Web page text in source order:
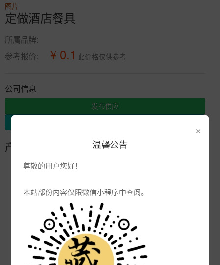
×
温馨公告
尊敬的用户您好！
本站部份内容仅限微信小程序中查阅。
图片
定做酒店餐具
所属品牌:
参考报价:
¥ 0.1 此价格仅供参考
公司信息
发布供应
产品参数
编号:
3332
厂商:
景德镇市唐龙陶瓷有限公司
更新:
2019-11-04 8:40:10